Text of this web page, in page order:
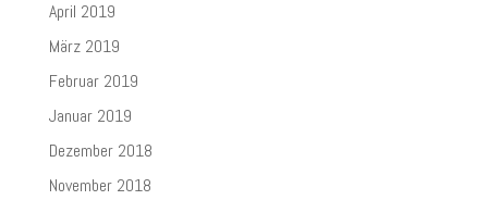
April 2019
März 2019
Februar 2019
Januar 2019
Dezember 2018
November 2018